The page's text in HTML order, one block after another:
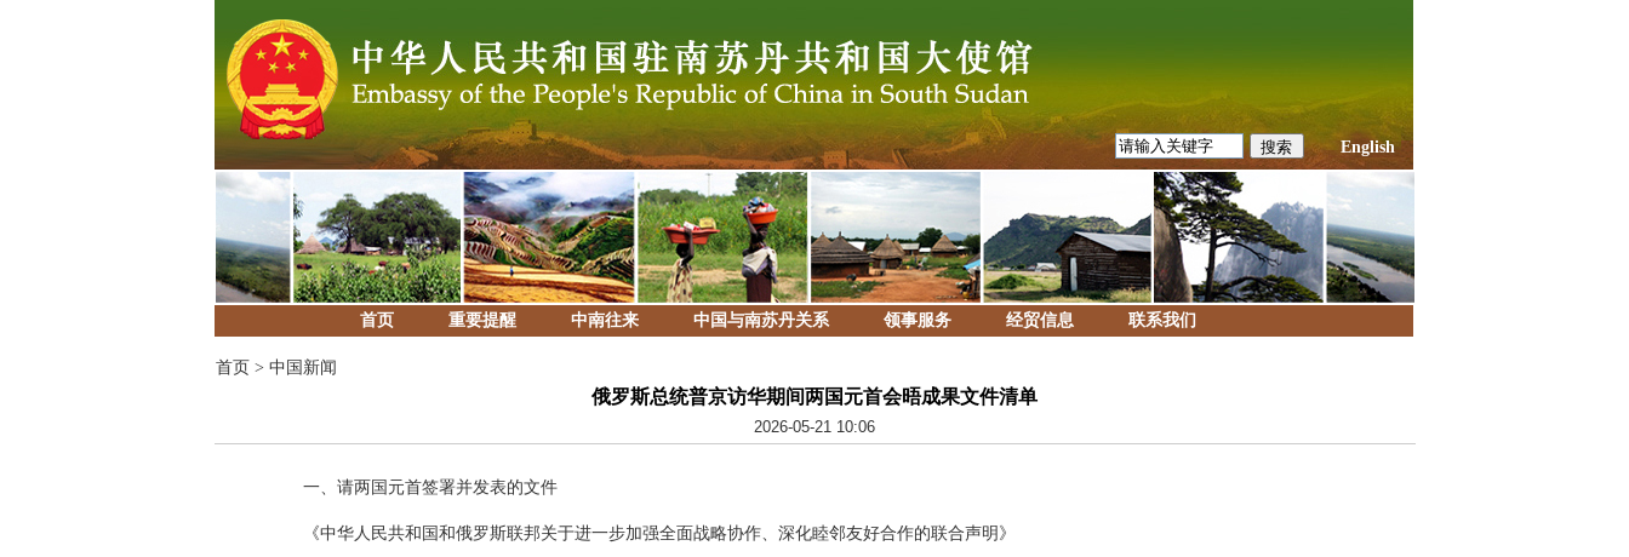
English
首页 重要提醒 中南往来 中国与南苏丹关系 领事服务 经贸信息 联系我们
首页 > 中国新闻
俄罗斯总统普京访华期间两国元首会晤成果文件清单
2026-05-21 10:06
一、请两国元首签署并发表的文件
《中华人民共和国和俄罗斯联邦关于进一步加强全面战略协作、深化睦邻友好合作的联合声明》